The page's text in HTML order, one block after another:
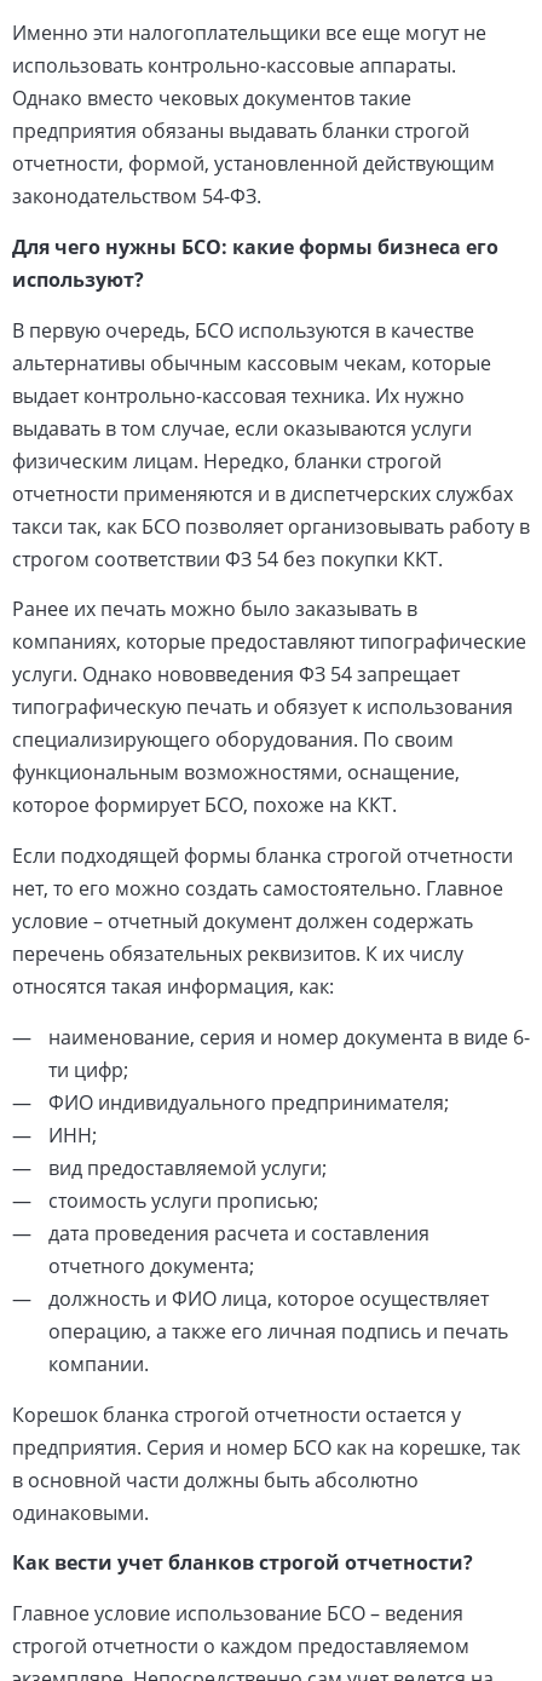
Именно эти налогоплательщики все еще могут не
использовать контрольно-кассовые аппараты.
Однако вместо чековых документов такие
предприятия обязаны выдавать бланки строгой
отчетности, формой, установленной действующим
законодательством 54-ФЗ.
Для чего нужны БСО: какие формы бизнеса его
используют?
В первую очередь, БСО используются в качестве
альтернативы обычным кассовым чекам, которые
выдает контрольно-кассовая техника. Их нужно
выдавать в том случае, если оказываются услуги
физическим лицам. Нередко, бланки строгой
отчетности применяются и в диспетчерских службах
такси так, как БСО позволяет организовывать работу в
строгом соответствии ФЗ 54 без покупки ККТ.
Ранее их печать можно было заказывать в
компаниях, которые предоставляют типографические
услуги. Однако нововведения ФЗ 54 запрещает
типографическую печать и обязует к использования
специализирующего оборудования. По своим
функциональным возможностями, оснащение,
которое формирует БСО, похоже на ККТ.
Если подходящей формы бланка строгой отчетности
нет, то его можно создать самостоятельно. Главное
условие – отчетный документ должен содержать
перечень обязательных реквизитов. К их числу
относятся такая информация, как:
наименование, серия и номер документа в виде 6-
ти цифр;
ФИО индивидуального предпринимателя;
ИНН;
вид предоставляемой услуги;
стоимость услуги прописью;
дата проведения расчета и составления
отчетного документа;
должность и ФИО лица, которое осуществляет
операцию, а также его личная подпись и печать
компании.
Корешок бланка строгой отчетности остается у
предприятия. Серия и номер БСО как на корешке, так
в основной части должны быть абсолютно
одинаковыми.
Как вести учет бланков строгой отчетности?
Главное условие использование БСО – ведения
строгой отчетности о каждом предоставляемом